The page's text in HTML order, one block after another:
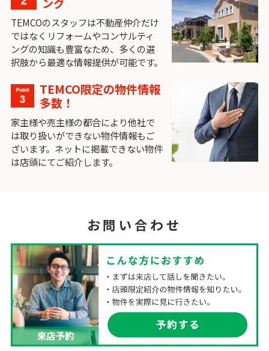
TEMCOのスタッフは不動産仲介だけ
ではなくリフォームやコンサルティ
ングの知識も豊富なため、多くの選
択肢から最適な情報提供が可能です。
TEMCO限定の物件情報
多数！
家主様や売主様の都合により他社で
は取り扱いができない物件情報もご
ざいます。ネットに掲載できない物件
は店頭にてご紹介します。
お問い合わせ